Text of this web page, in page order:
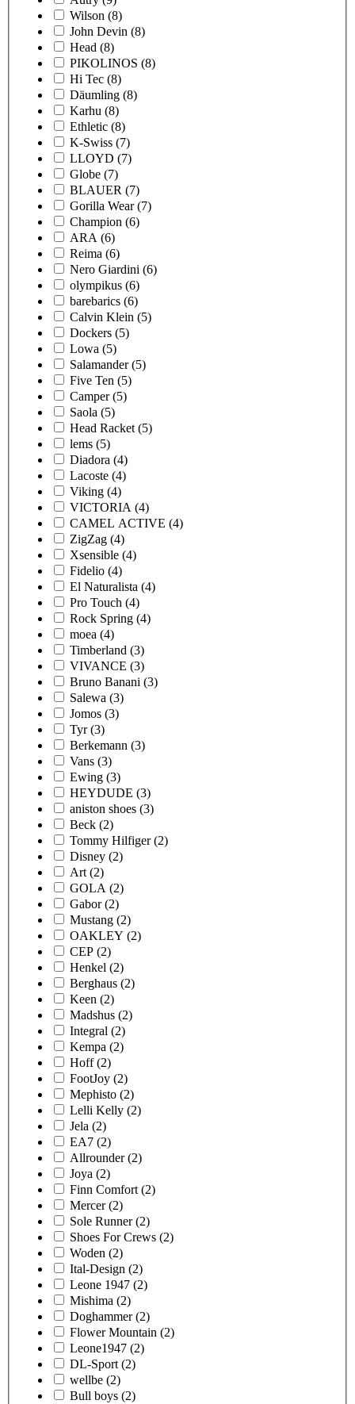
Wilson (8)
John Devin (8)
Head (8)
PIKOLINOS (8)
Hi Tec (8)
Däumling (8)
Karhu (8)
Ethletic (8)
K-Swiss (7)
LLOYD (7)
Globe (7)
BLAUER (7)
Gorilla Wear (7)
Champion (6)
ARA (6)
Reima (6)
Nero Giardini (6)
olympikus (6)
barebarics (6)
Calvin Klein (5)
Dockers (5)
Lowa (5)
Salamander (5)
Five Ten (5)
Camper (5)
Saola (5)
Head Racket (5)
lems (5)
Diadora (4)
Lacoste (4)
Viking (4)
VICTORIA (4)
CAMEL ACTIVE (4)
ZigZag (4)
Xsensible (4)
Fidelio (4)
El Naturalista (4)
Pro Touch (4)
Rock Spring (4)
moea (4)
Timberland (3)
VIVANCE (3)
Bruno Banani (3)
Salewa (3)
Jomos (3)
Tyr (3)
Berkemann (3)
Vans (3)
Ewing (3)
HEYDUDE (3)
aniston shoes (3)
Beck (2)
Tommy Hilfiger (2)
Disney (2)
Art (2)
GOLA (2)
Gabor (2)
Mustang (2)
OAKLEY (2)
CEP (2)
Henkel (2)
Berghaus (2)
Keen (2)
Madshus (2)
Integral (2)
Kempa (2)
Hoff (2)
FootJoy (2)
Mephisto (2)
Lelli Kelly (2)
Jela (2)
EA7 (2)
Allrounder (2)
Joya (2)
Finn Comfort (2)
Mercer (2)
Sole Runner (2)
Shoes For Crews (2)
Woden (2)
Ital-Design (2)
Leone 1947 (2)
Mishima (2)
Doghammer (2)
Flower Mountain (2)
Leone1947 (2)
DL-Sport (2)
wellbe (2)
Bull boys (2)